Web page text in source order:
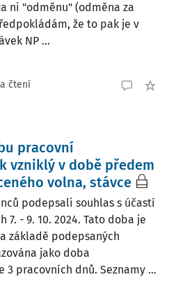
ni "odměnu" (odměna za
že to pak je v
NP ...
čtení
pracovní
vzniklý v době předem
volna, stávce
podepsali souhlas s účastí
- 9. 10. 2024. Tato doba je
základě podepsaných
jako doba
pracovních dnů. Seznamy ...